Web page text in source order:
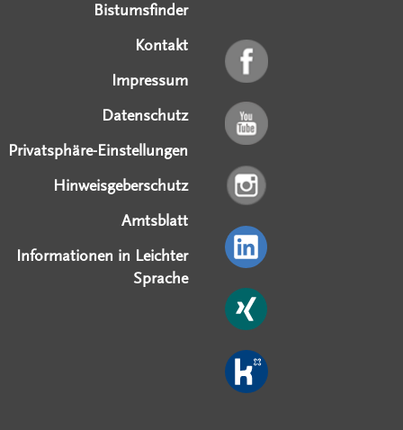
Bistumsfinder
Kontakt
Impressum
Datenschutz
Privatsphäre-Einstellungen
Hinweisgeberschutz
Amtsblatt
Informationen in Leichter
Sprache